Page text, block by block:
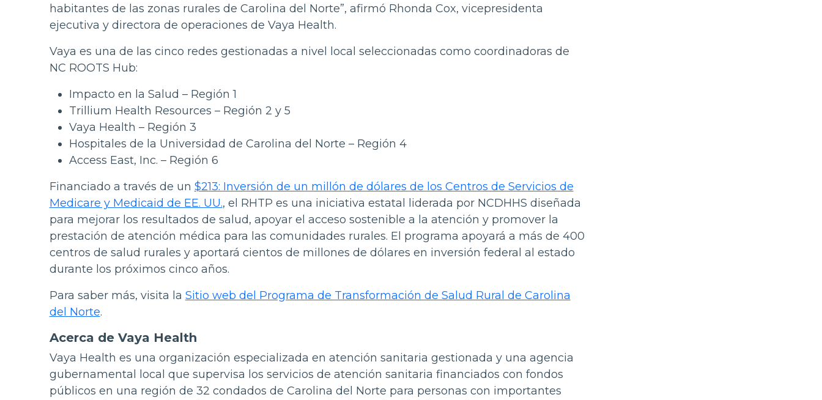
habitantes de las zonas rurales de Carolina del Norte”, afirmó Rhonda Cox, vicepresidenta
ejecutiva y directora de operaciones de Vaya Health.
Vaya es una de las cinco redes gestionadas a nivel local seleccionadas como coordinadoras de
NC ROOTS Hub:
Impacto en la Salud – Región 1
Trillium Health Resources – Región 2 y 5
Vaya Health – Región 3
Hospitales de la Universidad de Carolina del Norte – Región 4
Access East, Inc. – Región 6
Financiado a través de un $213: Inversión de un millón de dólares de los Centros de Servicios de
Medicare y Medicaid de EE. UU., el RHTP es una iniciativa estatal liderada por NCDHHS diseñada
para mejorar los resultados de salud, apoyar el acceso sostenible a la atención y promover la
prestación de atención médica para las comunidades rurales. El programa apoyará a más de 400
centros de salud rurales y aportará cientos de millones de dólares en inversión federal al estado
durante los próximos cinco años.
Para saber más, visita la Sitio web del Programa de Transformación de Salud Rural de Carolina
del Norte.
Acerca de Vaya Health
Vaya Health es una organización especializada en atención sanitaria gestionada y una agencia
gubernamental local que supervisa los servicios de atención sanitaria financiados con fondos
públicos en una región de 32 condados de Carolina del Norte para personas con importantes